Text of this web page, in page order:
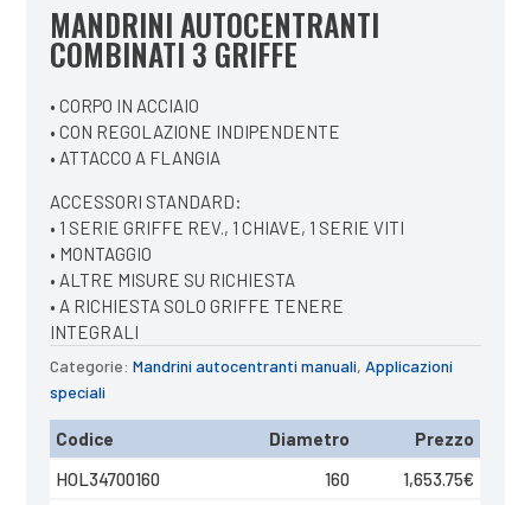
MANDRINI AUTOCENTRANTI
COMBINATI 3 GRIFFE
• CORPO IN ACCIAIO
• CON REGOLAZIONE INDIPENDENTE
• ATTACCO A FLANGIA
ACCESSORI STANDARD:
• 1 SERIE GRIFFE REV., 1 CHIAVE, 1 SERIE VITI
• MONTAGGIO
• ALTRE MISURE SU RICHIESTA
• A RICHIESTA SOLO GRIFFE TENERE
INTEGRALI
Categorie:Mandrini autocentranti manuali, Applicazioni
speciali
Codice Diametro
Prezzo
HOL34700160
160 1,653.75€